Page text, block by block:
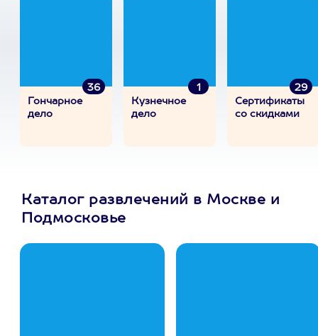
36
Гончарное
дело
1
Кузнечное
дело
29
Сертификаты
со скидками
Каталог развлечений в Москве и
Подмосковье